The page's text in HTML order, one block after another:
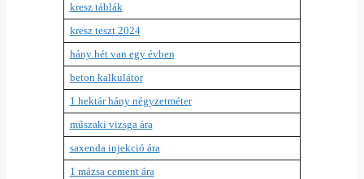
kresz táblák
kresz teszt 2024
hány hét van egy évben
beton kalkulátor
1 hektár hány négyzetméter
műszaki vizsga ára
saxenda injekció ára
1 mázsa cement ára